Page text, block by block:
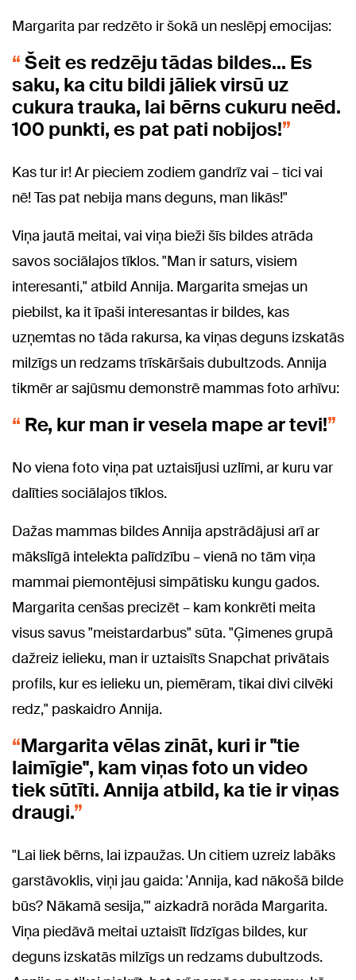
Margarita par redzēto ir šokā un neslēpj emocijas:
Šeit es redzēju tādas bildes... Es
saku, ka citu bildi jāliek virsū uz
cukura trauka, lai bērns cukuru neēd.
100 punkti, es pat pati nobijos!
Kas tur ir! Ar pieciem zodiem gandrīz vai – tici vai
nē! Tas pat nebija mans deguns, man likās!"
Viņa jautā meitai, vai viņa bieži šīs bildes atrāda
savos sociālajos tīklos. "Man ir saturs, visiem
interesanti," atbild Annija. Margarita smejas un
piebilst, ka it īpaši interesantas ir bildes, kas
uzņemtas no tāda rakursa, ka viņas deguns izskatās
milzīgs un redzams trīskāršais dubultzods. Annija
tikmēr ar sajūsmu demonstrē mammas foto arhīvu:
Re, kur man ir vesela mape ar tevi!
No viena foto viņa pat uztaisījusi uzlīmi, ar kuru var
dalīties sociālajos tīklos.
Dažas mammas bildes Annija apstrādājusi arī ar
mākslīgā intelekta palīdzību – vienā no tām viņa
mammai piemontējusi simpātisku kungu gados.
Margarita cenšas precizēt – kam konkrēti meita
visus savus "meistardarbus" sūta. "Ģimenes grupā
dažreiz ielieku, man ir uztaisīts Snapchat privātais
profils, kur es ielieku un, piemēram, tikai divi cilvēki
redz," paskaidro Annija.
Margarita vēlas zināt, kuri ir "tie
laimīgie", kam viņas foto un video
tiek sūtīti. Annija atbild, ka tie ir viņas
draugi.
"Lai liek bērns, lai izpaužas. Un citiem uzreiz labāks
garstāvoklis, viņi jau gaida: 'Annija, kad nākošā bilde
būs? Nākamā sesija,'" aizkadrā norāda Margarita.
Viņa piedāvā meitai uztaisīt līdzīgas bildes, kur
deguns izskatās milzīgs un redzams dubultzods.